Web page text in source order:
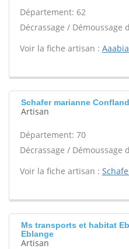
Département: 62
Décrassage / Démoussage
Voir la fiche artisan :
Schafer marianne
Artisan
Département: 70
Décrassage / Démoussage
Voir la fiche artisan :
Ms transports et habitat
Eblange
Artisan